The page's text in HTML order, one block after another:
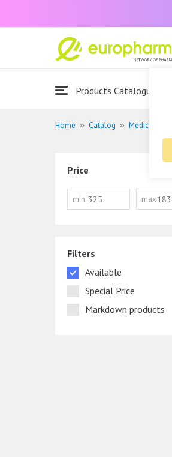
Products Catalogue
Home Catalog Medications
Price
min max
Filters
Available
Special Price
Markdown products